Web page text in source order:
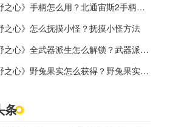
之心》手柄怎么用？北通宙斯2手柄按键分享
之心》怎么抚摸小怪？抚摸小怪方法
之心》全武器派生怎么解锁？武器派生图鉴介绍
之心》野兔果实怎么获得？野兔果实获取方法介绍
条